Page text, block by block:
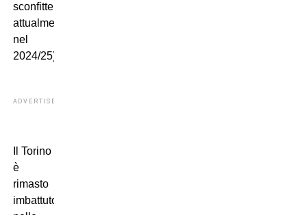
sconfitte
attualmente
nel
2024/25).
ADVERTISEMENT
Il Torino
è
rimasto
imbattuto